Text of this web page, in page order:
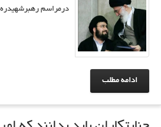
درمراسم
ادامه مطلب